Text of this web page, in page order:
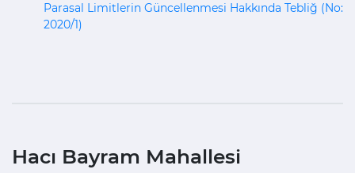
Parasal Limitlerin Güncellenmesi Hakkında Tebliğ (No:
2020/1)
Hacı Bayram Mahallesi